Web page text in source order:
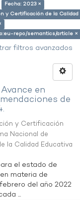
Fecha: 2023 ×
y Certificación de la
repo/semantics/article ×
filtros avanzados
en
de
y Certificación
Nacional de
la Calidad Educativa
el estado de
materia de
del año 2022
...